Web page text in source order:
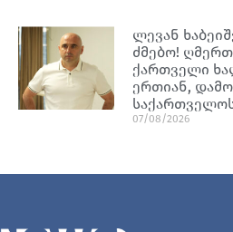
ლევან
ძმებო!
ქართველი
ერთიან,
07/08/2026